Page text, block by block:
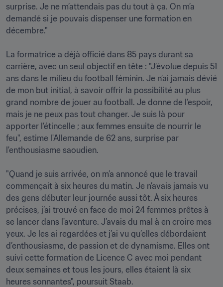
surprise. Je ne m’attendais pas du tout à ça. On m’a
demandé si je pouvais dispenser une formation en
décembre."
La formatrice a déjà officié dans 85 pays durant sa
carrière, avec un seul objectif en tête : "J’évolue depuis 51
ans dans le milieu du football féminin. Je n’ai jamais dévié
de mon but initial, à savoir offrir la possibilité au plus
grand nombre de jouer au football. Je donne de l’espoir,
mais je ne peux pas tout changer. Je suis là pour
apporter l’étincelle ; aux femmes ensuite de nourrir le
feu", estime l'Allemande de 62 ans, surprise par
l'enthousiasme saoudien.
"Quand je suis arrivée, on m’a annoncé que le travail
commençait à six heures du matin. Je n’avais jamais vu
des gens débuter leur journée aussi tôt. À six heures
précises, j’ai trouvé en face de moi 24 femmes prêtes à
se lancer dans l'aventure. J’avais du mal à en croire mes
yeux. Je les ai regardées et j’ai vu qu’elles débordaient
d’enthousiasme, de passion et de dynamisme. Elles ont
suivi cette formation de Licence C avec moi pendant
deux semaines et tous les jours, elles étaient là six
heures sonnantes", poursuit Staab.